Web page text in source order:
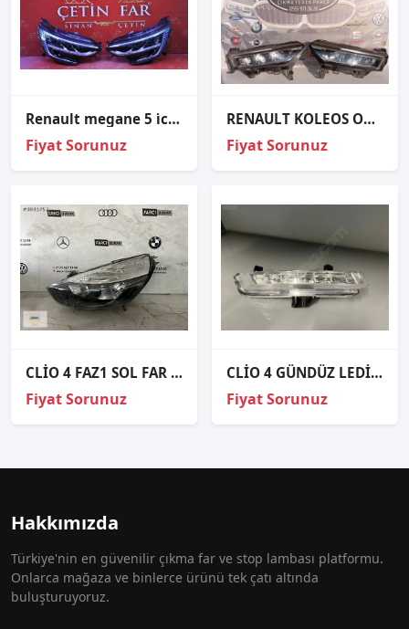
Renault megane 5 i̇con full led sağ sol far sökme hatasiz 260602681r
Fiyat Sorunuz
RENAULT KOLEOS ORJİNAL ÇIKMA SAĞ SOL FAR
Fiyat Sorunuz
CLİO 4 FAZ1 SOL FAR ORJİNAL
Fiyat Sorunuz
CLİO 4 GÜNDÜZ LEDİ SAĞ ORJİNAL 266007864R
Fiyat Sorunuz
Hakkımızda
Türkiye'nin en güvenilir çıkma far ve stop lambası platformu.
Onlarca mağaza ve binlerce ürünü tek çatı altında
buluşturuyoruz.